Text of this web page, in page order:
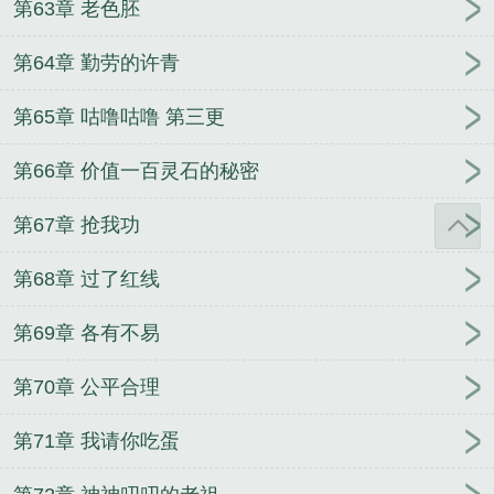
第63章 老色胚
第64章 勤劳的许青
第65章 咕噜咕噜 第三更
第66章 价值一百灵石的秘密
第67章 抢我功
第68章 过了红线
第69章 各有不易
第70章 公平合理
第71章 我请你吃蛋